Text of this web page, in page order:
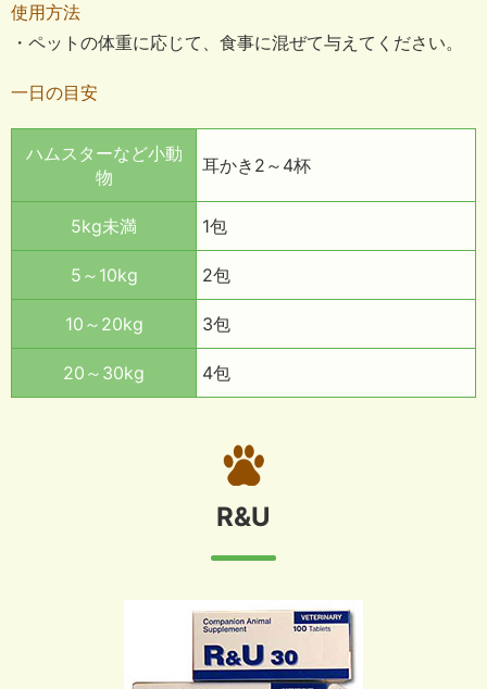
使用方法
・ペットの体重に応じて、食事に混ぜて与えてください。
一日の目安
ハムスターなど小動
物
耳かき2～4杯
5kg未満 1包
5～10kg 2包
10～20kg 3包
20～30kg 4包
R&U